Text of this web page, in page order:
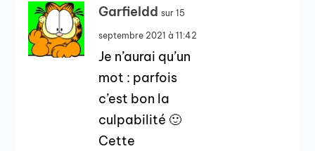
Garfieldd sur 15
septembre 2021 à 11:42
Je n’aurai qu’un
mot : parfois
c’est bon la
culpabilité 🙂
Cette